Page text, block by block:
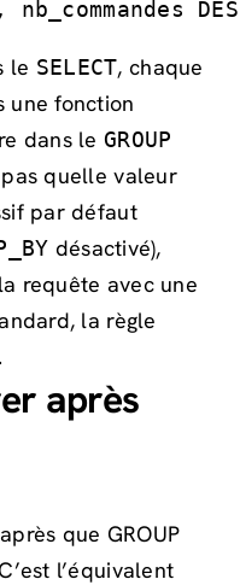
nb_commandes
le SELECT, chaque
une fonction
dans le GROUP
pas quelle valeur
par défaut
désactivé),
requête avec une
la règle
après
après que GROUP
l’équivalent